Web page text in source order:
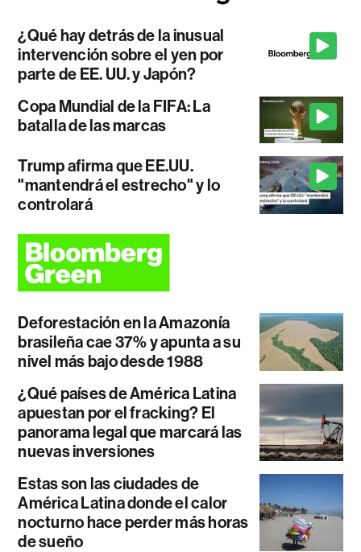
¿Qué hay detrás de la inusual
intervención sobre el yen por
parte de EE. UU. y Japón?
Copa Mundial de la FIFA: La
batalla de las marcas
Trump afirma que EE.UU.
"mantendrá el estrecho" y lo
controlará
Deforestación en la Amazonía
brasileña cae 37% y apunta a su
nivel más bajo desde 1988
¿Qué países de América Latina
apuestan por el fracking? El
panorama legal que marcará las
nuevas inversiones
Estas son las ciudades de
América Latina donde el calor
nocturno hace perder más horas
de sueño